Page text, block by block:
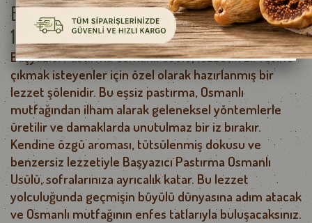
Başyazıcı Pastırma Osmanlı Usülü
1000 g e
Başyazıcı Pastırma Osmanlı Usülü, lezzetin zirvesine
çıkmak isteyenler için özel olarak hazırlanmış bir
lezzet şölenidir. Bu eşsiz pastırma, Osmanlı
mutfağından ilham alarak geleneksel yöntemlerle
üretilir ve damaklarda unutulmaz bir iz bırakır.
Kendine özgü aroması, tütsülenmiş dokusu ve
benzersiz lezzetiyle Başyazıcı Pastırma Osmanlı
Usülü, sofralarınıza ayrıcalık katar. Bu lezzet
yolculuğunda geçmişin büyülü dünyasına adım atacak
ve Osmanlı mutfağının enfes tatlarıyla buluşacaksınız.